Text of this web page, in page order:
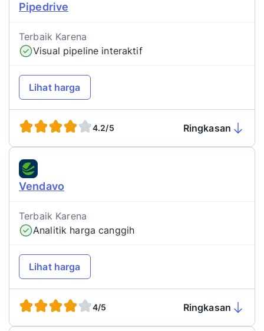
Pipedrive
Terbaik Karena
Visual pipeline interaktif
Lihat harga
4.2/5 Ringkasan
Vendavo
Terbaik Karena
Analitik harga canggih
Lihat harga
4/5 Ringkasan